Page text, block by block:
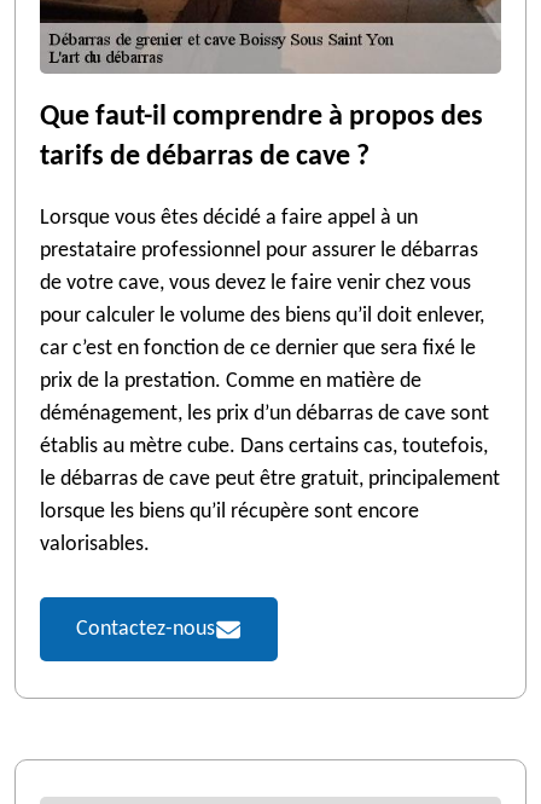
Que faut-il comprendre à propos des
tarifs de débarras de cave ?
Lorsque vous êtes décidé a faire appel à un
prestataire professionnel pour assurer le débarras
de votre cave, vous devez le faire venir chez vous
pour calculer le volume des biens qu’il doit enlever,
car c’est en fonction de ce dernier que sera fixé le
prix de la prestation. Comme en matière de
déménagement, les prix d’un débarras de cave sont
établis au mètre cube. Dans certains cas, toutefois,
le débarras de cave peut être gratuit, principalement
lorsque les biens qu’il récupère sont encore
valorisables.
Contactez-nous